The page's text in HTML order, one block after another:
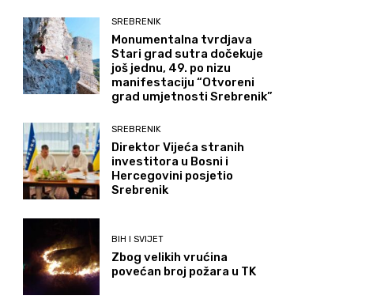
SREBRENIK
Monumentalna tvrdjava
Stari grad sutra dočekuje
još jednu, 49. po nizu
manifestaciju “Otvoreni
grad umjetnosti Srebrenik”
SREBRENIK
Direktor Vijeća stranih
investitora u Bosni i
Hercegovini posjetio
Srebrenik
BIH I SVIJET
Zbog velikih vrućina
povećan broj požara u TK